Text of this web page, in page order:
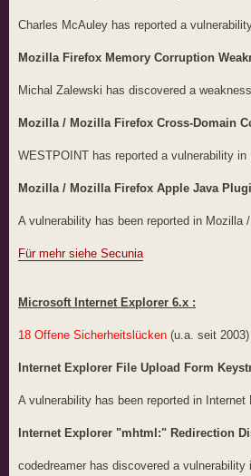
Charles McAuley has reported a
Mozilla Firefox Memory Corruption
Michal Zalewski has discovered a
Mozilla / Mozilla Firefox Cross-Domain
WESTPOINT has reported a vulnerability
Mozilla / Mozilla Firefox Apple Java
A vulnerability has been reported in
Für mehr siehe Secunia
Microsoft Internet Explorer 6.x :
18 Offene Sicherheitslücken (u.a. seit
Internet Explorer File Upload Form
A vulnerability has been reported in
Internet Explorer "mhtml:" Redirection
codedreamer has discovered a